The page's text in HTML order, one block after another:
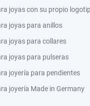
joyas con su propio
joyas para anillos
joyas para collares
joyas para pulseras
joyería para pendientes
joyería Made in Germany